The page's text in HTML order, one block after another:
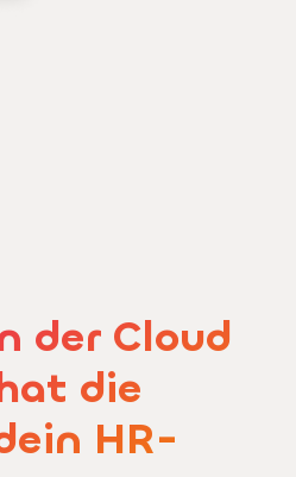
der Cloud
die
HR-